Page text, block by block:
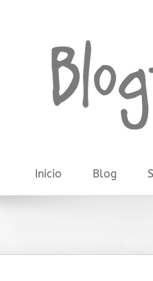
Inicio Blog